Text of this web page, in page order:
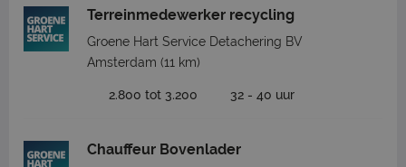
Terreinmedewerker recycling
Groene Hart Service Detachering BV
Amsterdam (11 km)
2.800 tot 3.200 32 - 40 uur
Chauffeur Bovenlader